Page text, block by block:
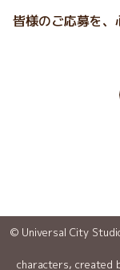
皆様のご応募を、
© Universal City
characters, created